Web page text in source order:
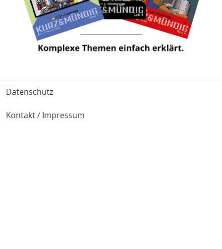
Fußbereich
Datenschutz
Kontakt / Impressum